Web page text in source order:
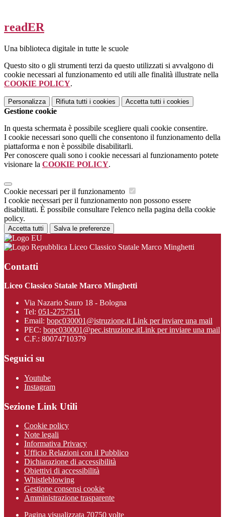
readER
Una biblioteca digitale in tutte le scuole
Questo sito o gli strumenti terzi da questo utilizzati si avvalgono di
cookie necessari al funzionamento ed utili alle finalità illustrate nella
COOKIE POLICY.
Personalizza Rifiuta tutti i cookies Accetta tutti i cookies
Gestione cookie
In questa schermata è possibile scegliere quali cookie consentire.
I cookie necessari sono quelli che consentono il funzionamento della
piattaforma e non è possibile disabilitarli.
Per conoscere quali sono i cookie necessari al funzionamento potete
visionare la COOKIE POLICY.
Cookie necessari per il funzionamento
I cookie necessari per il funzionamento non possono essere
disabilitati. È possibile consultare l'elenco nella pagina della cookie
policy.
Accetta tutti Salva le preferenze
Liceo Classico Statale Marco Minghetti
Contatti
Liceo Classico Statale Marco Minghetti
Via Nazario Sauro 18 - Bologna
Tel: 051-2757511
Email: bopc030001@istruzione.it Link per inviare una mail
PEC: bopc030001@pec.istruzione.itLink per inviare una mail
C.F.: 80074710379
Seguici su
Youtube
Instagram
Sezione Link Utili
Cookie policy
Note legali
Informativa Privacy
Ufficio Relazioni con il Pubblico
Dichiarazione di accessibilità
Obiettivi di accessibilità
Whistleblowing
Gestione consensi cookie
Amministrazione trasparente
Pagina visualizzata 70750 volte